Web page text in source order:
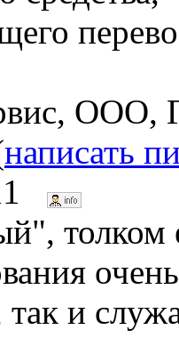
ООО,
написать
толком
так и